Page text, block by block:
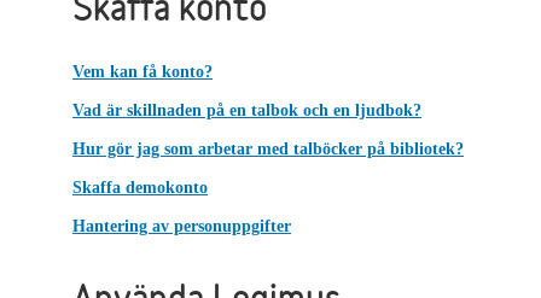
Vem kan få konto?
Vad är skillnaden på en talbok och en ljudbok?
Hur gör jag som arbetar med talböcker på bibliotek?
Skaffa demokonto
Hantering av personuppgifter